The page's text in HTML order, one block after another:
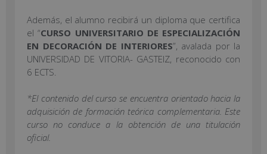
Además, el alumno recibirá un diploma que certifica
el “CURSO UNIVERSITARIO DE ESPECIALIZACIÓN
EN DECORACIÓN DE INTERIORES”, avalada por la
UNIVERSIDAD DE VITORIA- GASTEIZ, reconocido con
6 ECTS.
*El contenido del curso se encuentra orientado hacia la
adquisición de formación teórica complementaria. Este
curso no conduce a la obtención de una titulación
oficial.